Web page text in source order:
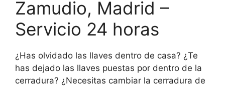
Zamudio, Madrid –
Servicio 24 horas
¿Has olvidado las llaves dentro de casa? ¿Te
has dejado las llaves puestas por dentro de la
cerradura? ¿Necesitas cambiar la cerradura de